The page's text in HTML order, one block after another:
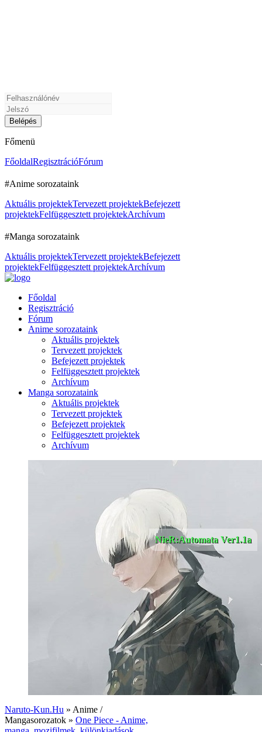
Főmenü
FőoldalRegisztrációFórum
#Anime sorozataink
Aktuális projektekTervezett projektekBefejezett
projektekFelfüggesztett projektekArchívum
#Manga sorozataink
Aktuális projektekTervezett projektekBefejezett
projektekFelfüggesztett projektekArchívum
Főoldal
Regisztráció
Fórum
Anime sorozataink
Aktuális projektek
Tervezett projektek
Befejezett projektek
Felfüggesztett projektek
Archívum
Manga sorozataink
Aktuális projektek
Tervezett projektek
Befejezett projektek
Felfüggesztett projektek
Archívum
NieR:Automata Ver1.1a
Naruto-Kun.Hu » Anime /
Mangasorozatok » One Piece - Anime,